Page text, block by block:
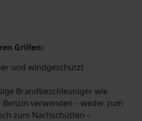
Grillen:
und windgeschützt
Brandbeschleuniger wie
verwenden – weder zum
zum Nachschütten –